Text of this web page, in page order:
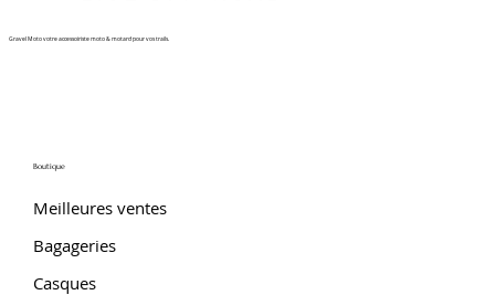
Gravel Moto votre accessoiriste moto & motard pour vos trails.
Boutique
Meilleures ventes
Bagageries
Casques